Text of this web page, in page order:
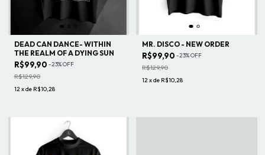
DEAD CAN DANCE- WITHIN
THE REALM OF A DYING SUN
R$99,90 -23%OFF
R$129,90
12xde R$10,28
MR. DISCO - NEW ORDER
R$99,90 -23%OFF
R$129,90
12xde R$10,28